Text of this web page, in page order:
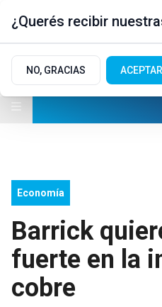
Economía
Barrick
fuerte en la
cobre
¿Querés recibir
NO, GRACIAS ACEPTAR